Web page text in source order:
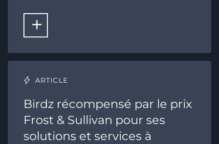
LIRE LA SUITE
ARTICLE
Birdz récompensé par le prix
Frost & Sullivan pour ses
solutions et services à